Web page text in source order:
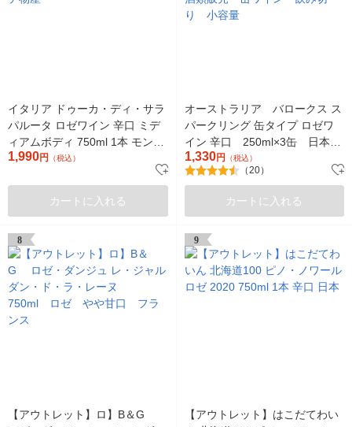
イタリア ドゥーカ・ディ・サラ
パルータ ロゼワイン 辛口 ミデ
ィアムボディ 750ml 1本 モンテ
物産
1,990円 （税込）
カートに入れる
オーストラリア バロークス ス
パークリング 缶タイプ ロゼワ
イン 辛口 250ml×3缶 日本酒
類販売 缶ワイン 飲み切り
小容量
1,330円 （税込）
（20）
カートに入れる
8
【アウトレット】ロ】B＆G
9
【アウトレット】はこだてわい